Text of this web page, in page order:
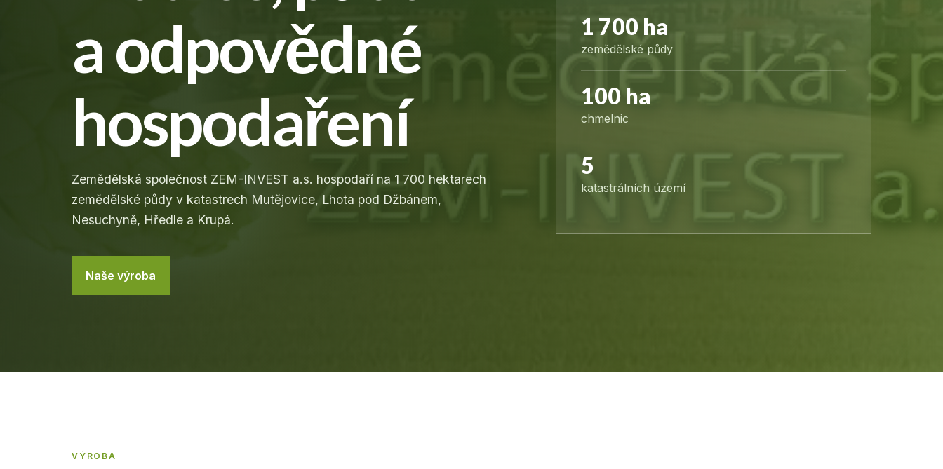
a odpovědné
hospodaření
Zemědělská společnost ZEM-INVEST a.s. hospodaří na 1 700 hektarech
zemědělské půdy v katastrech Mutějovice, Lhota pod Džbánem,
Nesuchyně, Hředle a Krupá.
Naše výroba
1 700 ha
zemědělské půdy
100 ha
chmelnic
5
katastrálních území
VÝROBA